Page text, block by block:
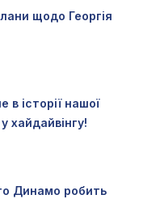
щодо Георгія
в історії нашої
хайдайвінгу!
Динамо робить